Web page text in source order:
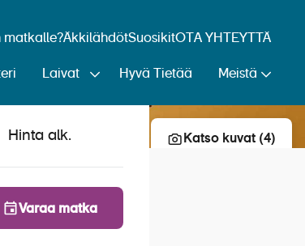
matkalle?ÄkkilähdötSuosikitOTA YHTEYTTÄ
Laivat Hyvä Tietää Meistä
Katso kuvat (4)
Hinta alk.
Varaa matka